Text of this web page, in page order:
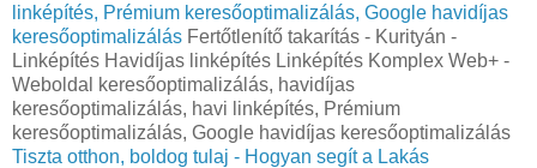
linképítés, Prémium keresőoptimalizálás, Google havidíjas
keresőoptimalizálás Fertőtlenítő takarítás - Kurityán -
Linképítés Havidíjas linképítés Linképítés Komplex Web+ -
Weboldal keresőoptimalizálás, havidíjas
keresőoptimalizálás, havi linképítés, Prémium
keresőoptimalizálás, Google havidíjas keresőoptimalizálás
Tiszta otthon, boldog tulaj - Hogyan segít a Lakás